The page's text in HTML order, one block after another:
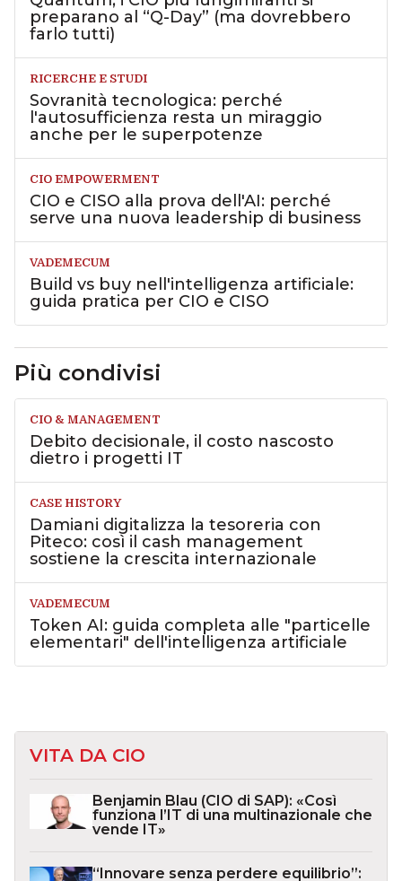
preparano al “Q-Day” (ma dovrebbero
farlo tutti)
RICERCHE E STUDI
Sovranità tecnologica: perché
l'autosufficienza resta un miraggio
anche per le superpotenze
CIO EMPOWERMENT
CIO e CISO alla prova dell'AI: perché
serve una nuova leadership di business
VADEMECUM
Build vs buy nell'intelligenza artificiale:
guida pratica per CIO e CISO
Più condivisi
CIO & MANAGEMENT
Debito decisionale, il costo nascosto
dietro i progetti IT
CASE HISTORY
Damiani digitalizza la tesoreria con
Piteco: così il cash management
sostiene la crescita internazionale
VADEMECUM
Token AI: guida completa alle "particelle
elementari" dell'intelligenza artificiale
VITA DA CIO
Benjamin Blau (CIO di SAP): «Così
funziona l’IT di una multinazionale che
vende IT»
“Innovare senza perdere equilibrio”: